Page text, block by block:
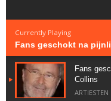
Currently Playing
Fans geschokt na
Fans
Collins
ARTIESTEN